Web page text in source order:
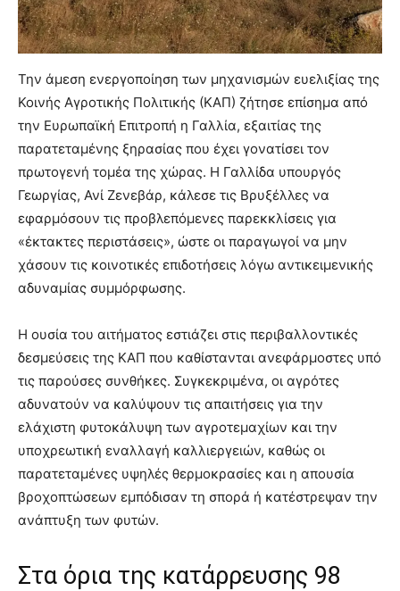
Την άμεση ενεργοποίηση των μηχανισμών ευελιξίας της
Κοινής Αγροτικής Πολιτικής (ΚΑΠ) ζήτησε επίσημα από
την Ευρωπαϊκή Επιτροπή η Γαλλία, εξαιτίας της
παρατεταμένης ξηρασίας που έχει γονατίσει τον
πρωτογενή τομέα της χώρας. Η Γαλλίδα υπουργός
Γεωργίας, Ανί Ζενεβάρ, κάλεσε τις Βρυξέλλες να
εφαρμόσουν τις προβλεπόμενες παρεκκλίσεις για
«έκτακτες περιστάσεις», ώστε οι παραγωγοί να μην
χάσουν τις κοινοτικές επιδοτήσεις λόγω αντικειμενικής
αδυναμίας συμμόρφωσης.
Η ουσία του αιτήματος εστιάζει στις περιβαλλοντικές
δεσμεύσεις της ΚΑΠ που καθίστανται ανεφάρμοστες υπό
τις παρούσες συνθήκες. Συγκεκριμένα, οι αγρότες
αδυνατούν να καλύψουν τις απαιτήσεις για την
ελάχιστη φυτοκάλυψη των αγροτεμαχίων και την
υποχρεωτική εναλλαγή καλλιεργειών, καθώς οι
παρατεταμένες υψηλές θερμοκρασίες και η απουσία
βροχοπτώσεων εμπόδισαν τη σπορά ή κατέστρεψαν την
ανάπτυξη των φυτών.
Στα όρια της κατάρρευσης 98